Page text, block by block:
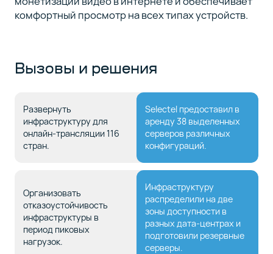
комфортный просмотр на всех типах устройств.
Вызовы и решения
Развернуть
инфраструктуру для
онлайн-трансляции 116
стран.
Selectel предоставил в
аренду 38 выделенных
серверов различных
конфигураций.
Организовать
отказоустойчивость
инфраструктуры в
период пиковых
нагрузок.
Инфраструктуру
распределили на две
зоны доступности в
разных дата-центрах и
подготовили резервные
серверы.